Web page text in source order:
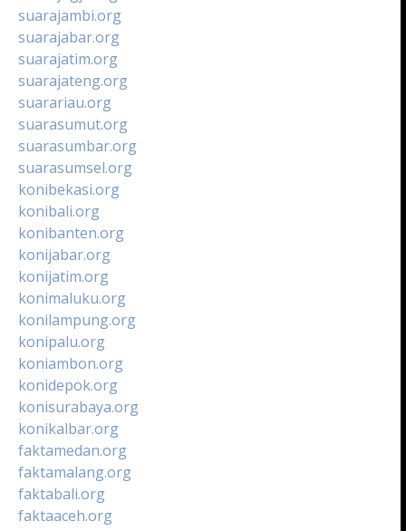
suarajambi.org
suarajabar.org
suarajatim.org
suarajateng.org
suarariau.org
suarasumut.org
suarasumbar.org
suarasumsel.org
konibekasi.org
konibali.org
konibanten.org
konijabar.org
konijatim.org
konimaluku.org
konilampung.org
konipalu.org
koniambon.org
konidepok.org
konisurabaya.org
konikalbar.org
faktamedan.org
faktamalang.org
faktabali.org
faktaaceh.org